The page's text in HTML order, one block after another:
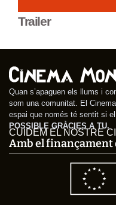
Trailer
Quan s’apaguen els llums i
som una comunitat. El
espai que només té sentit si
POSSIBLE GRÀCIES A TU.
CUIDEM EL NOSTRE
Amb el finançament